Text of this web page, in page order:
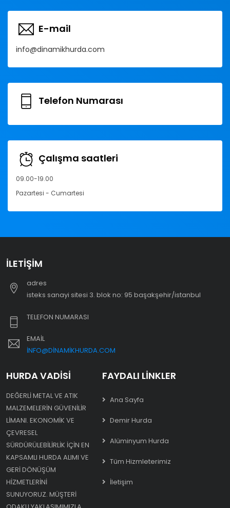
E-mail
info@dinamikhurda.com
Telefon Numarası
Çalışma saatleri
09.00-19.00
Pazartesi - Cumartesi
İLETIŞIM
adres
i̇steks sanayi sitesi 3. blok no: 95 başakşehir/i̇stanbul
TELEFON NUMARASI
EMAIL
INFO@DINAMIKHURDA.COM
HURDA VADISI
DEĞERLI METAL VE ATIK
MALZEMELERIN GÜVENILIR
LIMANI. EKONOMIK VE
ÇEVRESEL
SÜRDÜRÜLEBILIRLIK IÇIN EN
KAPSAMLI HURDA ALIMI VE
GERI DÖNÜŞÜM
HIZMETLERINI
SUNUYORUZ. MÜŞTERI
FAYDALI LINKLER
Ana Sayfa
Demir Hurda
Alüminyum Hurda
Tüm Hizmleterimiz
İletişim